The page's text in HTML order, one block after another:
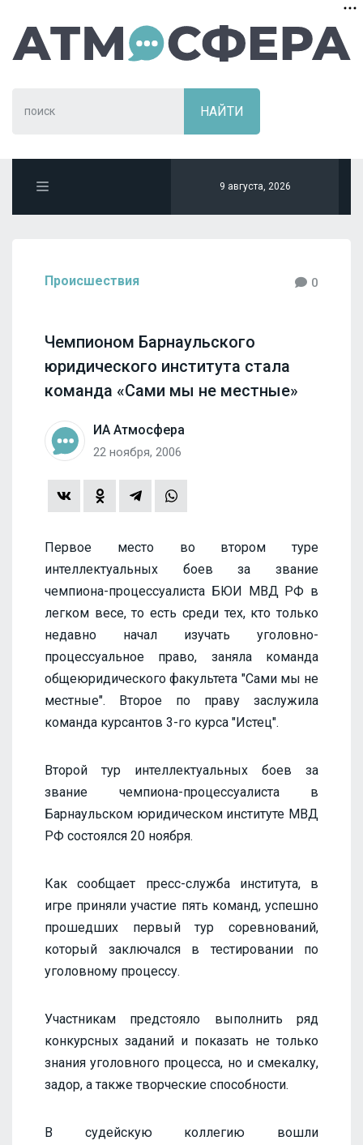
9 августа, 2026
Происшествия 0
Чемпионом Барнаульского
юридического института стала
команда «Сами мы не местные»
ИА Атмосфера
22 ноября, 2006
Первое место во втором туре
интеллектуальных боев за звание
чемпиона-процессуалиста БЮИ МВД РФ в
легком весе, то есть среди тех, кто только
недавно начал изучать уголовно-
процессуальное право, заняла команда
общеюридического факультета "Сами мы не
местные". Второе по праву заслужила
команда курсантов 3-го курса "Истец".
Второй тур интеллектуальных боев за
звание чемпиона-процессуалиста в
Барнаульском юридическом институте МВД
РФ состоялся 20 ноября.
Как сообщает пресс-служба института, в
игре приняли участие пять команд, успешно
прошедших первый тур соревнований,
который заключался в тестировании по
уголовному процессу.
Участникам предстояло выполнить ряд
конкурсных заданий и показать не только
знания уголовного процесса, но и смекалку,
задор, а также творческие способности.
В судейскую коллегию вошли